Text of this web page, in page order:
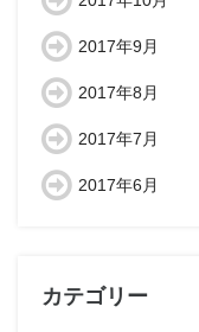
2017年9月
2017年8月
2017年7月
2017年6月
カテゴリー